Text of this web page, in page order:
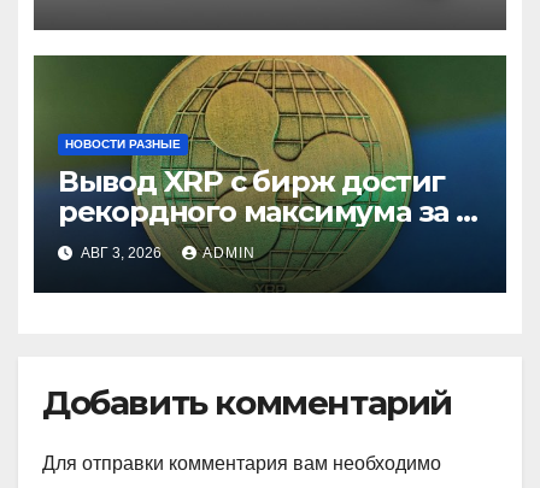
НОВОСТИ РАЗНЫЕ
Вывод XRP с бирж достиг
рекордного максимума за 5
летАВГ 3, 2026 ADMIN
Добавить комментарий
Для отправки комментария вам необходимо